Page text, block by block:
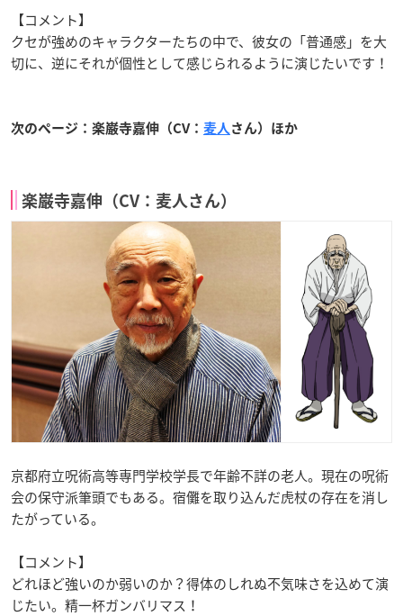
【コメント】
クセが強めのキャラクターたちの中で、彼女の「普通感」を大
切に、逆にそれが個性として感じられるように演じたいです！
次のページ：楽巌寺嘉伸（CV： 麦人 さん）ほか
楽巌寺嘉伸（CV：麦人さん）
京都府立呪術高等専門学校学長で年齢不詳の老人。現在の呪術
会の保守派筆頭でもある。宿儺を取り込んだ虎杖の存在を消し
たがっている。
【コメント】
どれほど強いのか弱いのか？得体のしれぬ不気味さを込めて演
じたい。精一杯ガンバリマス！